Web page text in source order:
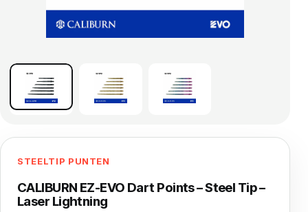
STEELTIP PUNTEN
CALIBURN EZ-EVO Dart Points – Steel Tip –
Laser Lightning